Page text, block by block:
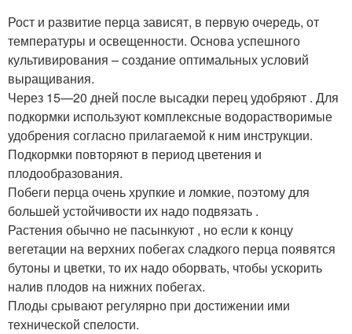
Рост и развитие перца зависят, в первую очередь, от
температуры и освещенности. Основа успешного
культивирования – создание оптимальных условий
выращивания.
Через 15—20 дней после высадки перец удобряют . Для
подкормки используют комплексные водорастворимые
удобрения согласно прилагаемой к ним инструкции.
Подкормки повторяют в период цветения и
плодообразования.
Побеги перца очень хрупкие и ломкие, поэтому для
большей устойчивости их надо подвязать .
Растения обычно не пасынкуют , но если к концу
вегетации на верхних побегах сладкого перца появятся
бутоны и цветки, то их надо оборвать, чтобы ускорить
налив плодов на нижних побегах.
Плоды срывают регулярно при достижении ими
технической спелости.